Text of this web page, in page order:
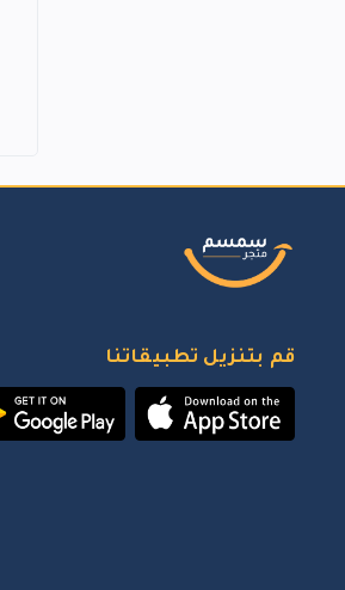
قم بتنزيل تطبيقاتنا